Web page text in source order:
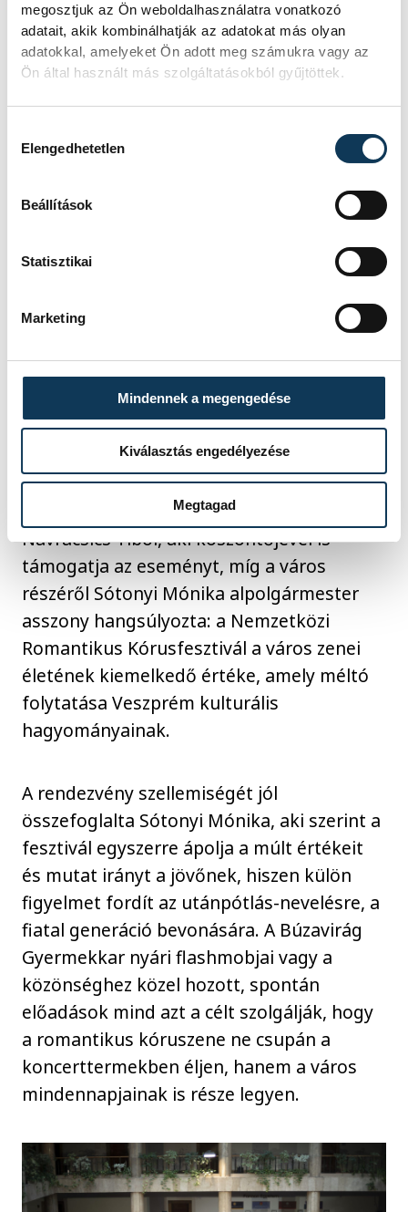
megosztjuk az Ön weboldalhasználatra vonatkozó
adatait, akik kombinálhatják az adatokat más olyan
adatokkal, amelyeket Ön adott meg számukra vagy az
Ön által használt más szolgáltatásokból gyűjtöttek.
Elengedhetetlen
Beállítások
Statisztikai
Marketing
Mindennek a megengedése
Kiválasztás engedélyezése
Megtagad
fesztivál ne csupán a koncertélményt adja
át, emellett közösséget is építsen: ezért
kerül sor péntek este karnagyi
kerekasztal-beszélgetésre, szombaton
pedig élőzenés táncházra a Pannon
Egyetem jóvoltából. A fesztivál védnöke
Navracsics Tibor, aki köszöntőjével is
támogatja az eseményt, míg a város
részéről Sótonyi Mónika alpolgármester
asszony hangsúlyozta: a Nemzetközi
Romantikus Kórusfesztivál a város zenei
életének kiemelkedő értéke, amely méltó
folytatása Veszprém kulturális
hagyományainak.
A rendezvény szellemiségét jól
összefoglalta Sótonyi Mónika, aki szerint a
fesztivál egyszerre ápolja a múlt értékeit
és mutat irányt a jövőnek, hiszen külön
figyelmet fordít az utánpótlás-nevelésre, a
fiatal generáció bevonására. A Búzavirág
Gyermekkar nyári flashmobjai vagy a
közönséghez közel hozott, spontán
előadások mind azt a célt szolgálják, hogy
a romantikus kóruszene ne csupán a
koncerttermekben éljen, hanem a város
mindennapjainak is része legyen.